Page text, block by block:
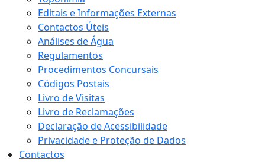
Editais e Informações Externas
Contactos Úteis
Análises de Água
Regulamentos
Procedimentos Concursais
Códigos Postais
Livro de Visitas
Livro de Reclamações
Declaração de Acessibilidade
Privacidade e Proteção de Dados
Contactos